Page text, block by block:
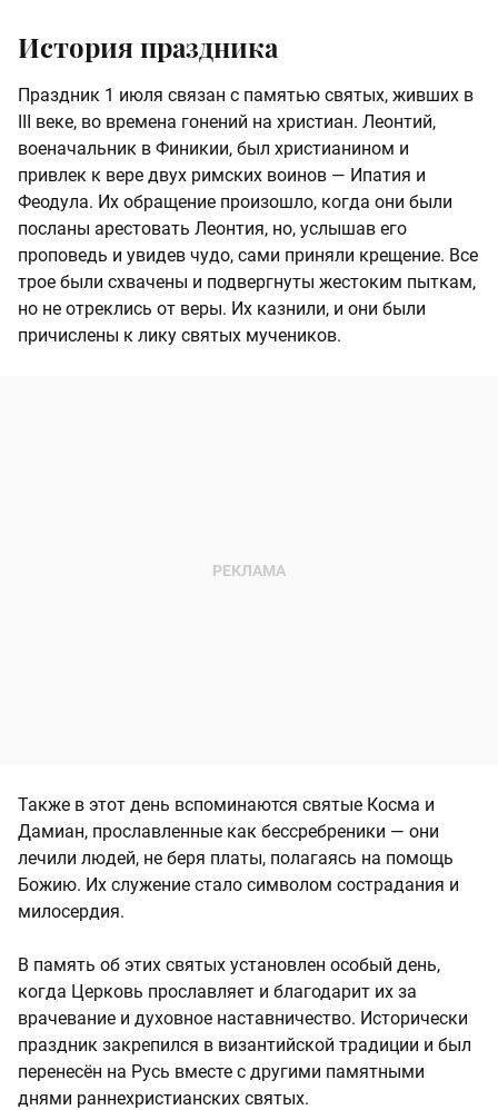
История праздника
Праздник 1 июля связан с памятью святых, живших в
III веке, во времена гонений на христиан. Леонтий,
военачальник в Финикии, был христианином и
привлек к вере двух римских воинов — Ипатия и
Феодула. Их обращение произошло, когда они были
посланы арестовать Леонтия, но, услышав его
проповедь и увидев чудо, сами приняли крещение. Все
трое были схвачены и подвергнуты жестоким пыткам,
но не отреклись от веры. Их казнили, и они были
причислены к лику святых мучеников.
Также в этот день вспоминаются святые Косма и
Дамиан, прославленные как бессребреники — они
лечили людей, не беря платы, полагаясь на помощь
Божию. Их служение стало символом сострадания и
милосердия.
В память об этих святых установлен особый день,
когда Церковь прославляет и благодарит их за
врачевание и духовное наставничество. Исторически
праздник закрепился в византийской традиции и был
перенесён на Русь вместе с другими памятными
днями раннехристианских святых.